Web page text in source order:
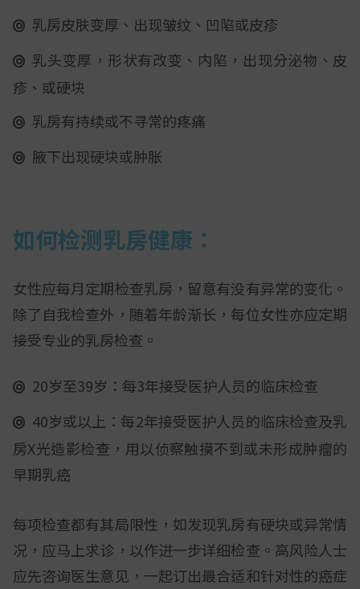
乳房皮肤变厚、出现皱纹、凹陷或皮疹
乳头变厚，形状有改变、内陷，出现分泌物、皮
疹、或硬块
乳房有持续或不寻常的疼痛
腋下出现硬块或肿胀
如何检测乳房健康：
女性应每月定期检查乳房，留意有没有异常的变化。
除了自我检查外，随着年龄渐长，每位女性亦应定期
接受专业的乳房检查。
20岁至39岁：每3年接受医护人员的临床检查
40岁或以上：每2年接受医护人员的临床检查及乳
房X光造影检查，用以侦察触摸不到或未形成肿瘤的
早期乳癌
每项检查都有其局限性，如发现乳房有硬块或异常情
况，应马上求诊，以作进一步详细检查。高风险人士
应先咨询医生意见，一起订出最合适和针对性的癌症